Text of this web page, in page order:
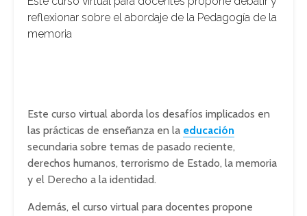
reflexionar sobre el abordaje de la Pedagogía de la
memoria
Este curso virtual aborda los desafíos implicados en
las prácticas de enseñanza en la educación
secundaria sobre temas de pasado reciente,
derechos humanos, terrorismo de Estado, la memoria
y el Derecho a la identidad.
Además, el curso virtual para docentes propone